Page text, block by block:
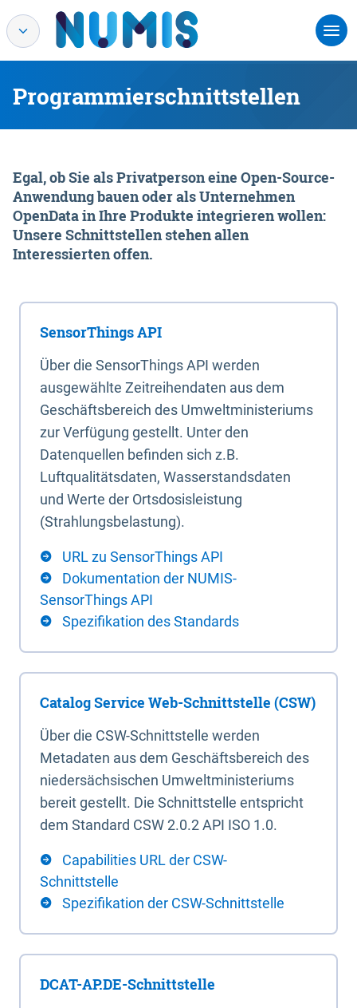
Programmierschnittstellen
Egal, ob Sie als Privatperson eine Open-Source-
Anwendung bauen oder als Unternehmen
OpenData in Ihre Produkte integrieren wollen:
Unsere Schnittstellen stehen allen
Interessierten offen.
SensorThings API
Über die SensorThings API werden
ausgewählte Zeitreihendaten aus dem
Geschäftsbereich des Umweltministeriums
zur Verfügung gestellt. Unter den
Datenquellen befinden sich z.B.
Luftqualitätsdaten, Wasserstandsdaten
und Werte der Ortsdosisleistung
(Strahlungsbelastung).
URL zu SensorThings API
Dokumentation der NUMIS-
SensorThings API
Spezifikation des Standards
Catalog Service Web-Schnittstelle (CSW)
Über die CSW-Schnittstelle werden
Metadaten aus dem Geschäftsbereich des
niedersächsischen Umweltministeriums
bereit gestellt. Die Schnittstelle entspricht
dem Standard CSW 2.0.2 API ISO 1.0.
Capabilities URL der CSW-
Schnittstelle
Spezifikation der CSW-Schnittstelle
DCAT-AP.DE-Schnittstelle